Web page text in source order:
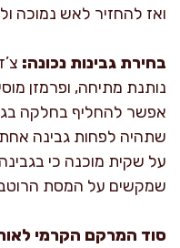
ואז להחזיר לאש נמוכה
בחירת גבינות נכונה:
נותנת מתיחה, ופרמזן
אפשר להחליף בחלקה
שתהיה לפחות גבינה
על שקית מוכנה כי
שמקשים על המסת
סוד המרקם הקרמי